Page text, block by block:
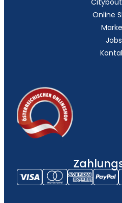
Online
Jobs